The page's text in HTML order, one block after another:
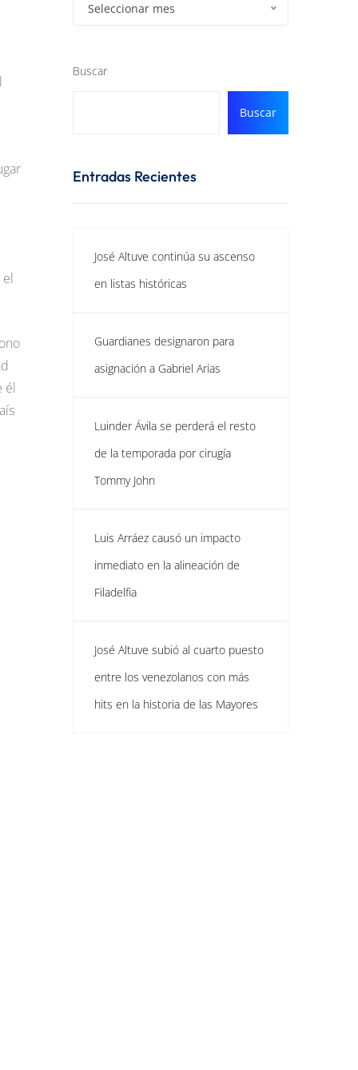
el
él
Seleccionar mes
Buscar
Buscar
Entradas Recientes
José Altuve continúa su ascenso
en listas históricas
Guardianes designaron para
asignación a Gabriel Arias
Luinder Ávila se perderá el resto
de la temporada por cirugía
Tommy John
Luis Arráez causó un impacto
inmediato en la alineación de
Filadelfia
José Altuve subió al cuarto puesto
entre los venezolanos con más
hits en la historia de las Mayores